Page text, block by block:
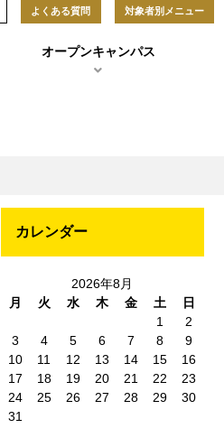
よくある質問 対象者別メニュー
オープンキャンパス
カレンダー
2026年8月
月
火 水 木 金 土
日
1
2
3
4 5 6 7 8
9
10
11 12 13 14 15
16
17
18 19 20 21 22
23
24
25 26 27 28 29
30
31